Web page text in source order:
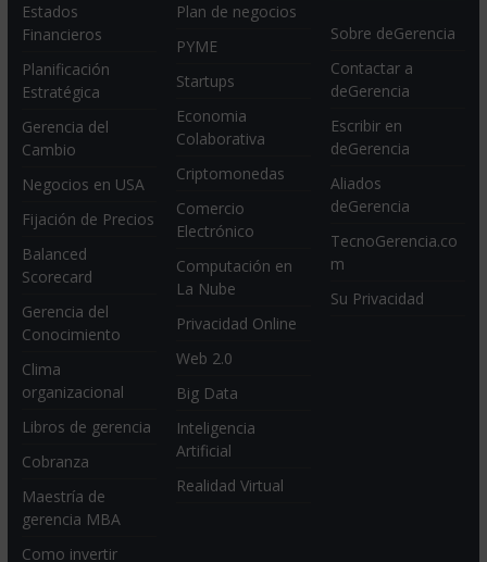
Estados
Financieros
Planificación
Estratégica
Gerencia del
Cambio
Negocios en USA
Fijación de Precios
Balanced
Scorecard
Gerencia del
Conocimiento
Clima
organizacional
Libros de gerencia
Cobranza
Maestría de
gerencia MBA
Como invertir
Plan de negocios
PYME
Startups
Economia
Colaborativa
Criptomonedas
Comercio
Electrónico
Computación en
La Nube
Privacidad Online
Web 2.0
Big Data
Inteligencia
Artificial
Realidad Virtual
Sobre deGerencia
Contactar a
deGerencia
Escribir en
deGerencia
Aliados
deGerencia
TecnoGerencia.co
m
Su Privacidad